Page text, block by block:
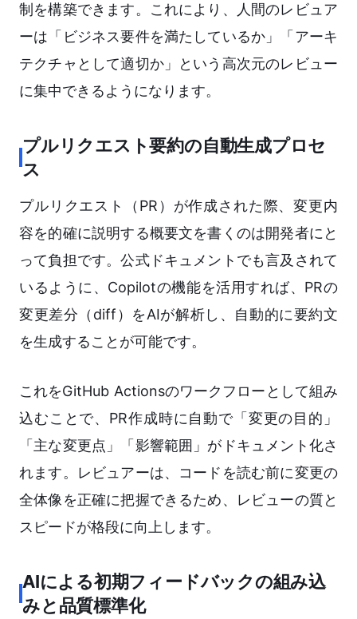
制を構築できます。これにより、人間のレビュア
ーは「ビジネス要件を満たしているか」「アーキ
テクチャとして適切か」という高次元のレビュー
に集中できるようになります。
プルリクエスト要約の自動生成プロセ
ス
プルリクエスト（PR）が作成された際、変更内
容を的確に説明する概要文を書くのは開発者にと
って負担です。公式ドキュメントでも言及されて
いるように、Copilotの機能を活用すれば、PRの
変更差分（diff）をAIが解析し、自動的に要約文
を生成することが可能です。
これをGitHub Actionsのワークフローとして組み
込むことで、PR作成時に自動で「変更の目的」
「主な変更点」「影響範囲」がドキュメント化さ
れます。レビュアーは、コードを読む前に変更の
全体像を正確に把握できるため、レビューの質と
スピードが格段に向上します。
AIによる初期フィードバックの組み込
みと品質標準化